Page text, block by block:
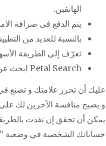
الهاتفين.
يتم الدفع فى صرافة
بالنسبة للعديد من
تعرّف إلى الطريقة
Petal Search ابحث عن تطبيقاتك المفضلة والأخبار والصور ومقاطع الفيديو وغيرها.
عليك أن تحرر علامتك و تصنع
و يصبح منافسة الآخرين لك
يمكن أن تحقق إن نفذت
حساباتك الشخصية في وضعية